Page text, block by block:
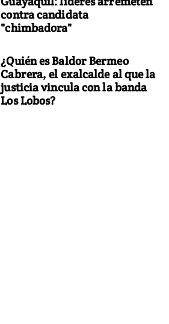
contra candidata
"chimbadora"
¿Quién es Baldor Bermeo
Cabrera, el exalcalde al que la
justicia vincula con la banda
Los Lobos?